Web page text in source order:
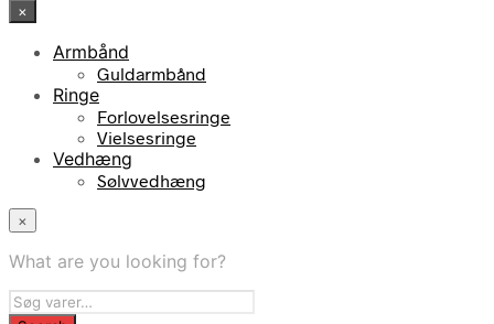
×
Armbånd
Guldarmbånd
Ringe
Forlovelsesringe
Vielsesringe
Vedhæng
Sølvvedhæng
×
What are you looking for?